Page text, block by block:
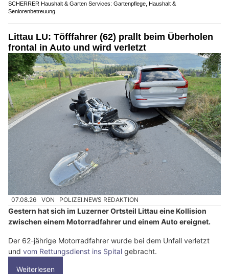
SCHERRER Haushalt & Garten Services: Gartenpflege, Haushalt &
Seniorenbetreuung
Littau LU: Töfffahrer (62) prallt beim Überholen
frontal in Auto und wird verletzt
07.08.26 VON POLIZEI.NEWS REDAKTION
Gestern hat sich im Luzerner Ortsteil Littau eine Kollision
zwischen einem Motorradfahrer und einem Auto ereignet.
Der 62-jährige Motorradfahrer wurde bei dem Unfall verletzt
und vom Rettungsdienst ins Spital gebracht.
Weiterlesen